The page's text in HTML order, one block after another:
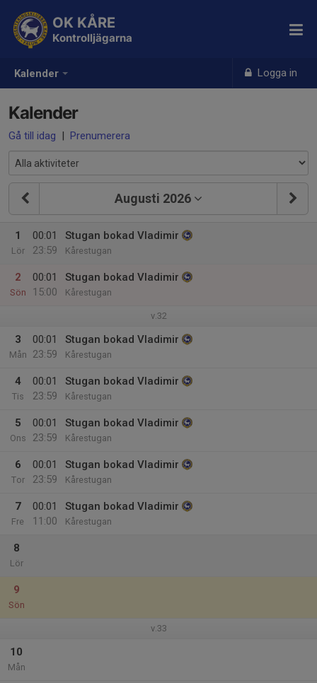
Kalender Logga in
OK KÅRE
Kontrolljägarna
Kalender
Gå till idag | Prenumerera
Augusti 2026
1
Lör
00:01
23:59
Stugan bokad Vladimir
Kårestugan
2
Sön
00:01
15:00
Stugan bokad Vladimir
Kårestugan
v.32
3
Mån
00:01
23:59
Stugan bokad Vladimir
Kårestugan
4
Tis
00:01
23:59
Stugan bokad Vladimir
Kårestugan
5
Ons
00:01
23:59
Stugan bokad Vladimir
Kårestugan
6
Tor
00:01
23:59
Stugan bokad Vladimir
Kårestugan
7
Fre
00:01
11:00
Stugan bokad Vladimir
Kårestugan
8
Lör
9
Sön
v.33
10
Mån